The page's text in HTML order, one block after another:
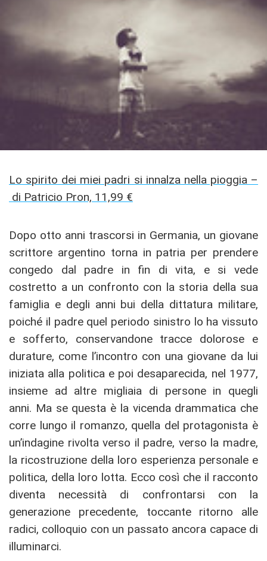
Lo spirito dei miei padri si innalza nella pioggia –
di Patricio Pron, 11,99 €
Dopo otto anni trascorsi in Germania, un giovane
scrittore argentino torna in patria per prendere
congedo dal padre in fin di vita, e si vede
costretto a un confronto con la storia della sua
famiglia e degli anni bui della dittatura militare,
poiché il padre quel periodo sinistro lo ha vissuto
e sofferto, conservandone tracce dolorose e
durature, come l’incontro con una giovane da lui
iniziata alla politica e poi desaparecida, nel 1977,
insieme ad altre migliaia di persone in quegli
anni. Ma se questa è la vicenda drammatica che
corre lungo il romanzo, quella del protagonista è
un’indagine rivolta verso il padre, verso la madre,
la ricostruzione della loro esperienza personale e
politica, della loro lotta. Ecco così che il racconto
diventa necessità di confrontarsi con la
generazione precedente, toccante ritorno alle
radici, colloquio con un passato ancora capace di
illuminarci.